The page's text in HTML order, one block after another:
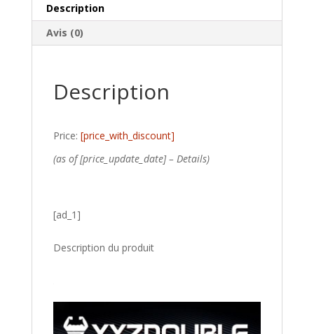
Description
Avis (0)
Description
Price: [price_with_discount]
(as of [price_update_date] – Details)
[ad_1]
Description du produit